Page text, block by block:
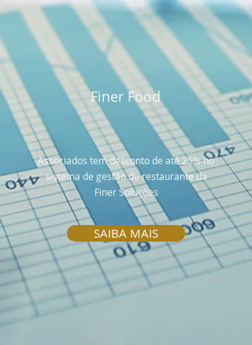
Finer Food
Associados tem desconto de até 25% no
sistema de gestão de restaurante da
Finer Soluções
SAIBA MAIS